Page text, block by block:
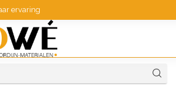
ervaring